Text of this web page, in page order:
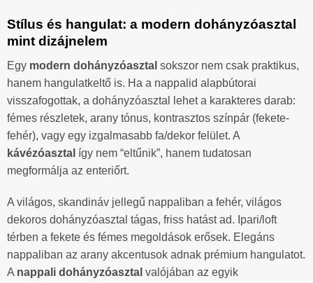
Stílus és hangulat: a modern dohányzóasztal
mint dizájnelem
Egy modern dohányzóasztal sokszor nem csak praktikus,
hanem hangulatkeltő is. Ha a nappalid alapbútorai
visszafogottak, a dohányzóasztal lehet a karakteres darab:
fémes részletek, arany tónus, kontrasztos színpár (fekete-
fehér), vagy egy izgalmasabb fa/dekor felület. A
kávézóasztal így nem “eltűnik”, hanem tudatosan
megformálja az enteriőrt.
A világos, skandináv jellegű nappaliban a fehér, világos
dekoros dohányzóasztal tágas, friss hatást ad. Ipari/loft
térben a fekete és fémes megoldások erősek. Elegáns
nappaliban az arany akcentusok adnak prémium hangulatot.
A nappali dohányzóasztal valójában az egyik